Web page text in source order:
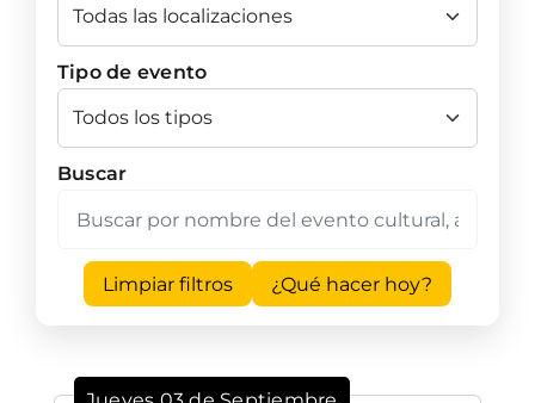
Tipo de evento
Buscar
Limpiar filtros ¿Qué hacer hoy?